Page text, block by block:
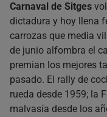
Carnaval de Sitges
dictadura y hoy llena
carrozas que media
de junio alfombra el
premian los mejores
pasado. El rally de
rueda desde 1959; la
malvasía desde los